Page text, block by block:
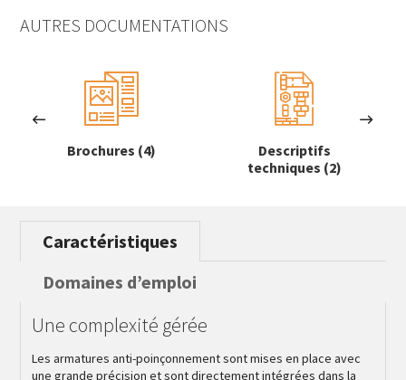
AUTRES DOCUMENTATIONS
Brochures (4)
Descriptifs
techniques (2)
Caractéristiques
Domaines d’emploi
Une complexité gérée
Les armatures anti-poinçonnement sont mises en place avec
une grande précision et sont directement intégrées dans la